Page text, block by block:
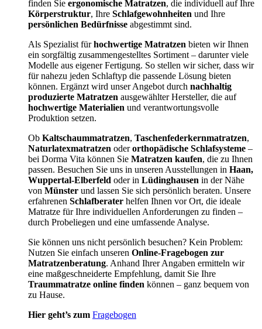
finden Sie ergonomische Matratzen, die individuell auf Ihre
Körperstruktur, Ihre Schlafgewohnheiten und Ihre
persönlichen Bedürfnisse abgestimmt sind.
Als Spezialist fürhochwertige Matratzen bieten wir Ihnen
ein sorgfältig zusammengestelltes Sortiment – darunter viele
Modelle aus eigener Fertigung. So stellen wir sicher, dass wir
für nahezu jeden Schlaftyp die passende Lösung bieten
können. Ergänzt wird unser Angebot durch nachhaltig
produzierte Matratzen ausgewählter Hersteller, die auf
hochwertige Materialien und verantwortungsvolle
Produktion setzen.
Ob Kaltschaummatratzen, Taschenfederkernmatratzen,
Naturlatexmatratzen oderorthopädische Schlafsysteme –
bei Dorma Vita können Sie Matratzen kaufen, die zu Ihnen
passen. Besuchen Sie uns in unseren Ausstellungen in Haan,
Wuppertal-Elberfeld oder in Lüdinghausen in der Nähe
von Münster und lassen Sie sich persönlich beraten. Unsere
erfahrenen Schlafberater helfen Ihnen vor Ort, die ideale
Matratze für Ihre individuellen Anforderungen zu finden –
durch Probeliegen und eine umfassende Analyse.
Sie können uns nicht persönlich besuchen? Kein Problem:
Nutzen Sie einfach unseren Online-Fragebogen zur
Matratzenberatung. Anhand Ihrer Angaben ermitteln wir
eine maßgeschneiderte Empfehlung, damit Sie Ihre
Traummatratze online finden können – ganz bequem von
zu Hause.
Hier geht’s zum Fragebogen